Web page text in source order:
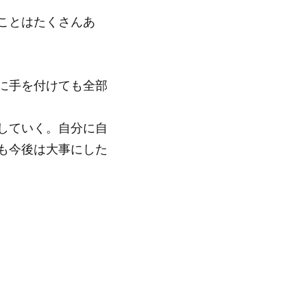
とはたくさんあ
手を付けても全部
ていく。自分に自
今後は大事にした